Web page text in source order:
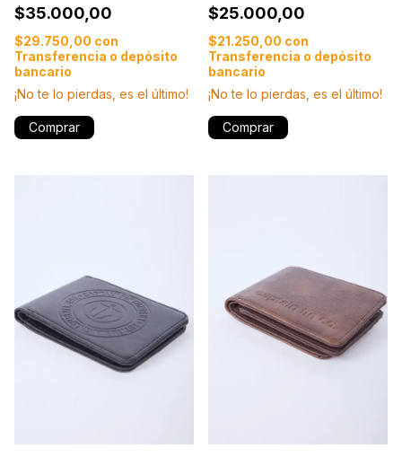
$35.000,00
$29.750,00 con
Transferencia o depósito
bancario
¡No te lo pierdas, es el último!
Comprar
$25.000,00
$21.250,00 con
Transferencia o depósito
bancario
¡No te lo pierdas, es el último!
Comprar